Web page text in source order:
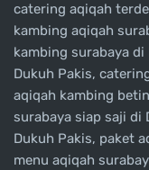
catering aqiqah
kambing aqiqah
kambing surabaya
Dukuh Pakis,
aqiqah kambing
surabaya siap saji di
Dukuh Pakis, paket
menu aqiqah